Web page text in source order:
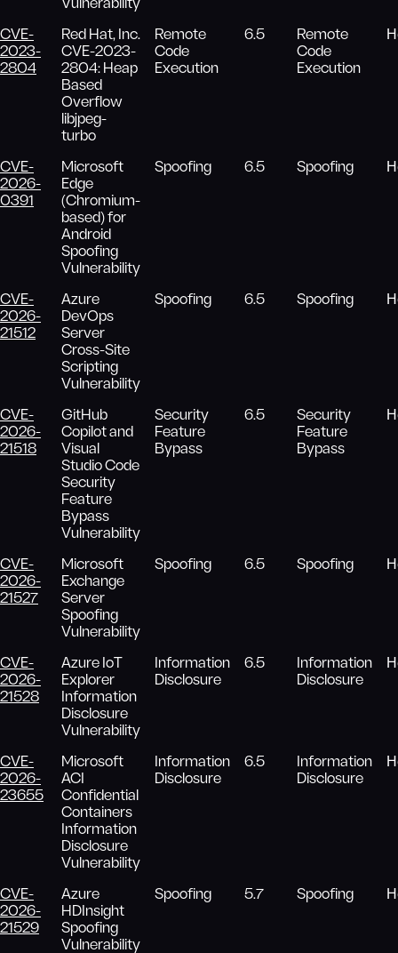
Vulnerability
CVE-
2023-
2804
Red Hat, Inc.
CVE-2023-
2804: Heap
Based
Overflow
libjpeg-
turbo
Remote
Code
Execution
6.5
Remote
Code
Execution
CVE-
2026-
0391
Microsoft
Edge
(Chromium-
based) for
Android
Spoofing
Vulnerability
Spoofing 6.5 Spoofing
CVE-
2026-
21512
Azure
DevOps
Server
Cross-Site
Scripting
Vulnerability
Spoofing 6.5 Spoofing
CVE-
2026-
21518
GitHub
Copilot and
Visual
Studio Code
Security
Feature
Bypass
Vulnerability
Security
Feature
Bypass
6.5
Security
Feature
Bypass
CVE-
2026-
21527
Microsoft
Exchange
Server
Spoofing
Vulnerability
Spoofing 6.5 Spoofing
CVE-
2026-
21528
Azure IoT
Explorer
Information
Disclosure
Vulnerability
Information
Disclosure
6.5
Information
Disclosure
CVE-
2026-
23655
Microsoft
ACI
Confidential
Containers
Information
Disclosure
Vulnerability
Information
Disclosure
6.5
Information
Disclosure
CVE-
2026-
21529
Azure
HDInsight
Spoofing
Vulnerability
Spoofing 5.7 Spoofing